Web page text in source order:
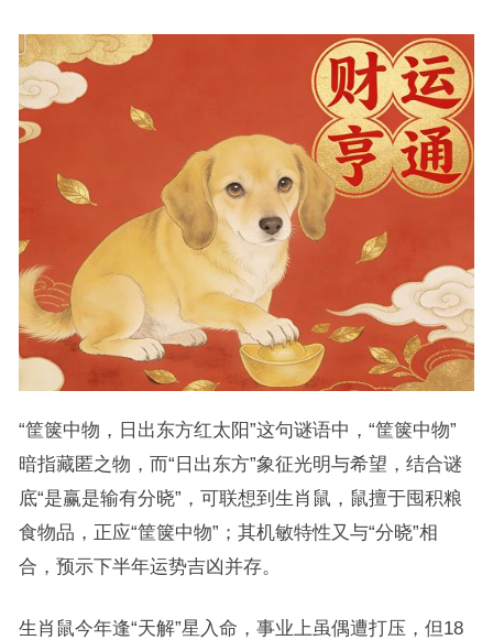
“筐箧中物，日出东方红太阳”这句谜语中，“筐箧中物”
暗指藏匿之物，而“日出东方”象征光明与希望，结合谜
底“是赢是输有分晓”，可联想到生肖鼠，鼠擅于囤积粮
食物品，正应“筐箧中物”；其机敏特性又与“分晓”相
合，预示下半年运势吉凶并存。
生肖鼠今年逢“天解”星入命，事业上虽偶遭打压，但18